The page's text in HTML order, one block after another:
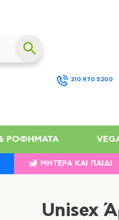
210.970.5200
ΡΟΦΉΜΑΤΑ
ΜΗΤΈΡΑ ΚΑΙ ΠΑΙΔΊ
Unisex